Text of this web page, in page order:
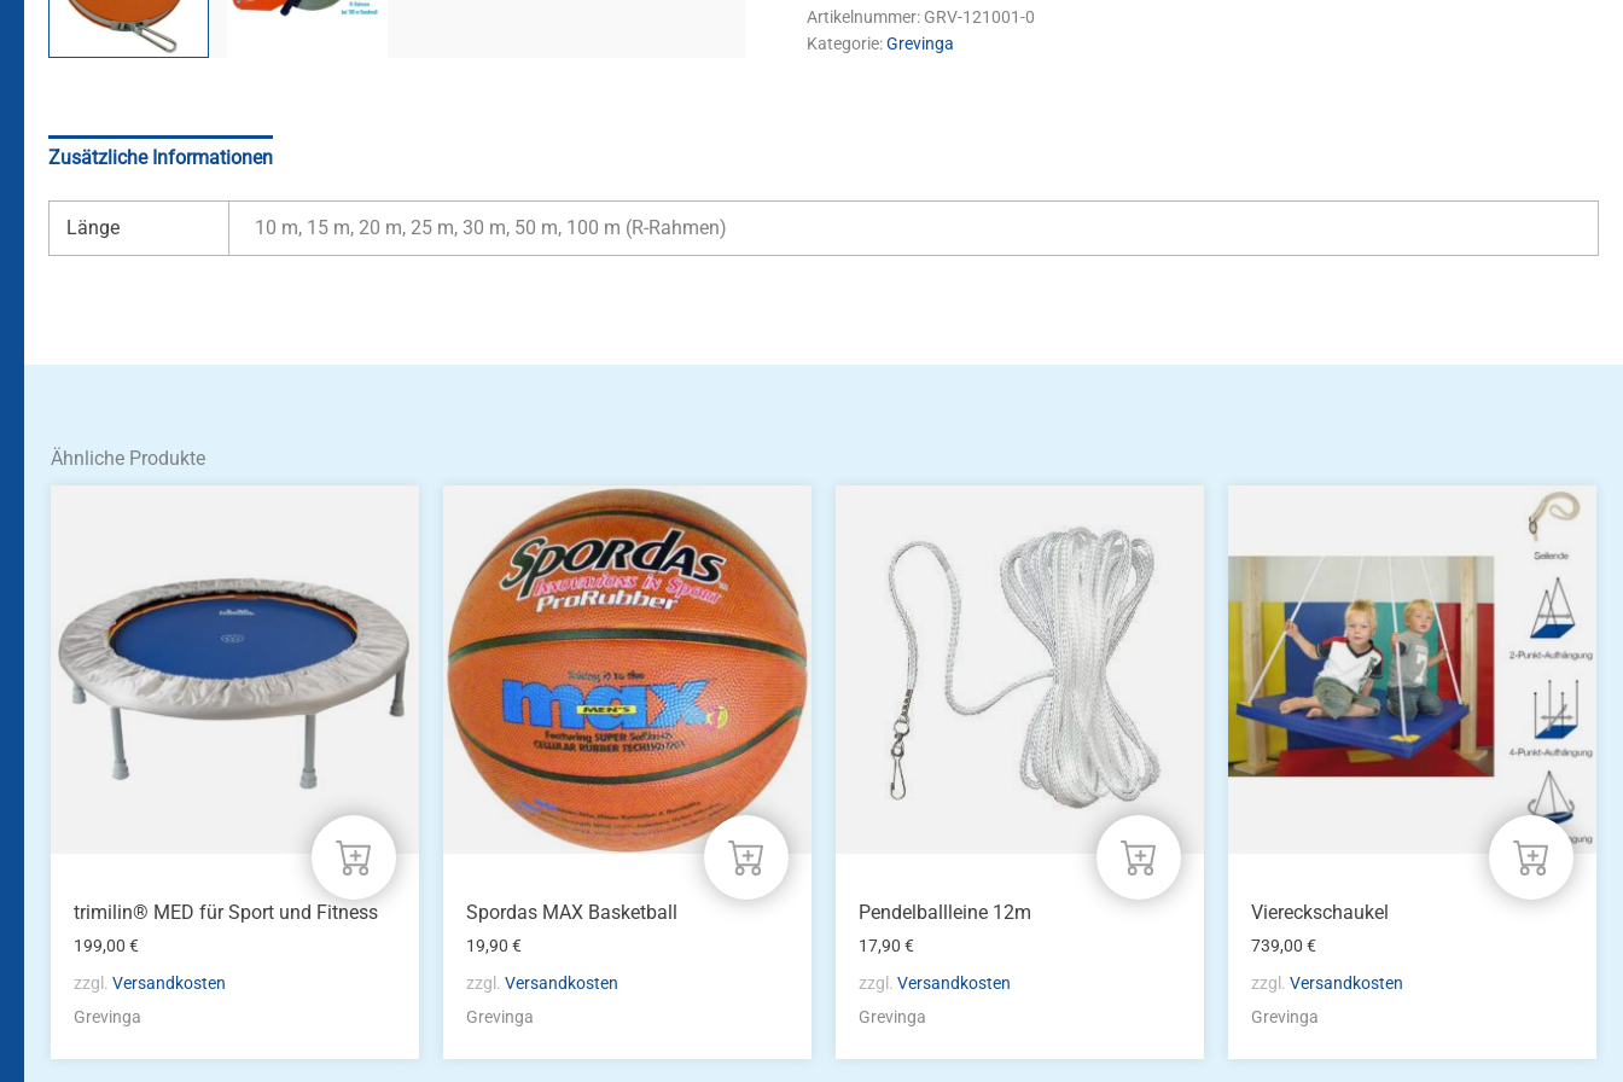
Artikelnummer: GRV-121001-0
Kategorie:Grevinga
Zusätzliche Informationen
Länge 10 m, 15 m, 20 m, 25 m, 30 m, 50 m, 100 m (R-Rahmen)
Ähnliche Produkte
trimilin® MED für Sport und Fitness
199,00€
zzgl.Versandkosten
Grevinga
Spordas MAX Basketball
19,90€
zzgl.Versandkosten
Grevinga
Pendelballleine 12m
17,90€
zzgl.Versandkosten
Grevinga
Viereckschaukel
739,00€
zzgl.Versandkosten
Grevinga